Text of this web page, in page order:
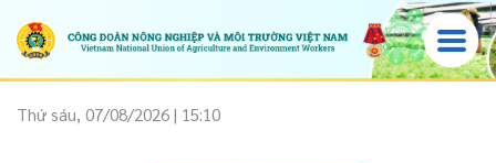
Thứ sáu, 07/08/2026 | 15:10